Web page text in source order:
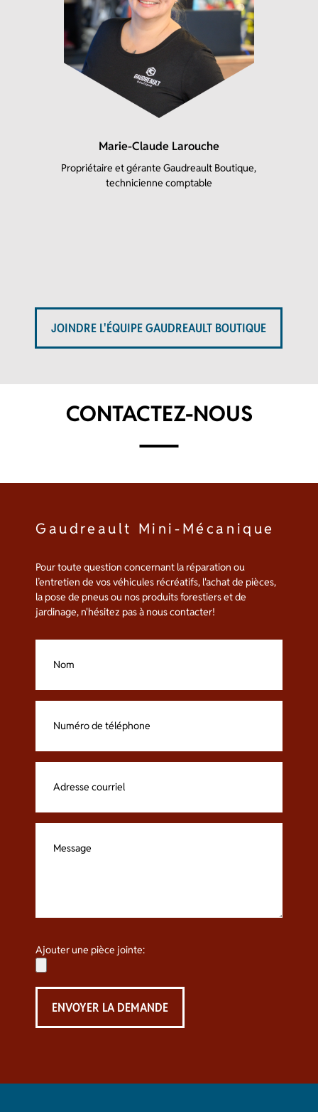
Marie-Claude Larouche
Propriétaire et gérante Gaudreault Boutique,
technicienne comptable
JOINDRE L'ÉQUIPE GAUDREAULT BOUTIQUE
CONTACTEZ-NOUS
Gaudreault Mini-Mécanique
Pour toute question concernant la réparation ou
l’entretien de vos véhicules récréatifs, l'achat de pièces,
la pose de pneus ou nos produits forestiers et de
jardinage, n'hésitez pas à nous contacter!
Ajouter une pièce jointe: